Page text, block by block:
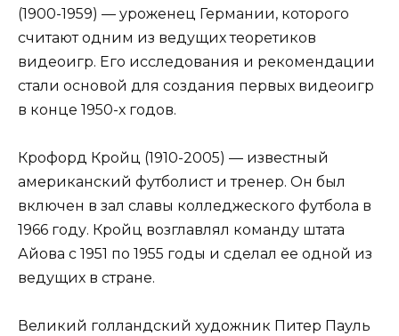
(1900-1959) — уроженец Германии, которого
считают одним из ведущих теоретиков
видеоигр. Его исследования и рекомендации
стали основой для создания первых видеоигр
в конце 1950-х годов.
Крофорд Кройц (1910-2005) — известный
американский футболист и тренер. Он был
включен в зал славы колледжеского футбола в
1966 году. Кройц возглавлял команду штата
Айова с 1951 по 1955 годы и сделал ее одной из
ведущих в стране.
Великий голландский художник Питер Пауль